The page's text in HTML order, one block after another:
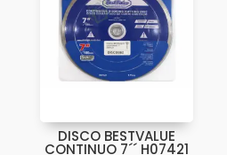
DISCO BESTVALUE
CONTINUO 7´´ H07421